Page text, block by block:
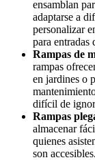
ensamblan
adaptarse a
personalizar
para entradas
Rampas de
rampas
en jardines o
difícil de
Rampas
almacenar
quienes
son accesibles.